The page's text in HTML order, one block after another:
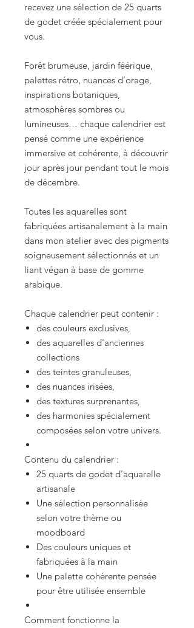
recevez une sélection de 25 quarts
de godet créée spécialement pour
vous.
Forêt brumeuse, jardin féérique,
palettes rétro, nuances d’orage,
inspirations botaniques,
atmosphères sombres ou
lumineuses… chaque calendrier est
pensé comme une expérience
immersive et cohérente, à découvrir
jour après jour pendant tout le mois
de décembre.
Toutes les aquarelles sont
fabriquées artisanalement à la main
dans mon atelier avec des pigments
soigneusement sélectionnés et un
liant végan à base de gomme
arabique.
Chaque calendrier peut contenir :
des couleurs exclusives,
des aquarelles d'anciennes
collections
des teintes granuleuses,
des nuances irisées,
des textures surprenantes,
des harmonies spécialement
composées selon votre univers.
Contenu du calendrier :
25 quarts de godet d’aquarelle
artisanale
Une sélection personnalisée
selon votre thème ou
moodboard
Des couleurs uniques et
fabriquées à la main
Une palette cohérente pensée
pour être utilisée ensemble
Comment fonctionne la